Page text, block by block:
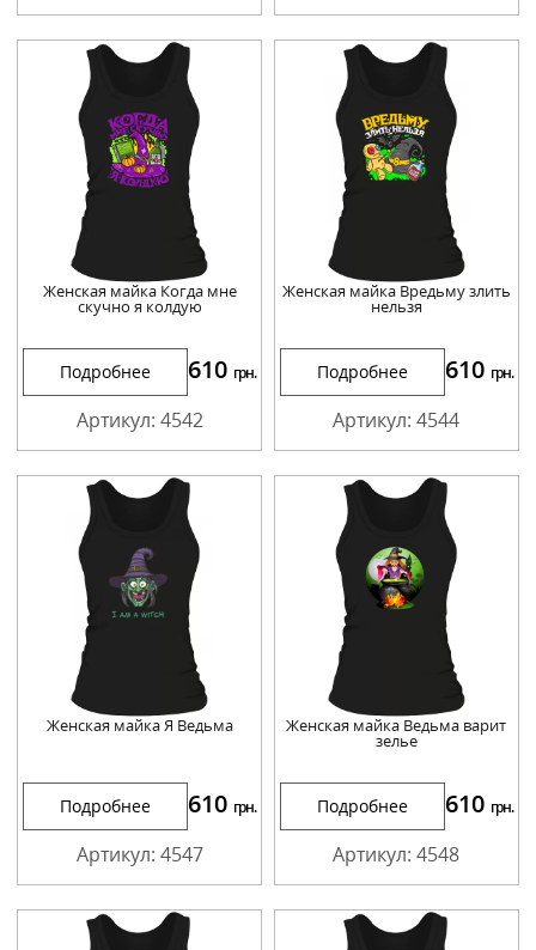
Женская майка Когда мне
скучно я колдую
Подробнее 610 грн.
Артикул: 4542
Женская майка Вредьму злить
нельзя
Подробнее 610 грн.
Артикул: 4544
Женская майка Я Ведьма
Подробнее 610 грн.
Артикул: 4547
Женская майка Ведьма варит
зелье
Подробнее 610 грн.
Артикул: 4548